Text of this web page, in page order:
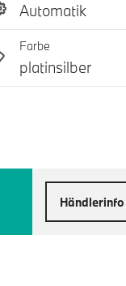
Automatik
Farbe
platinsilber
Händlerinfo